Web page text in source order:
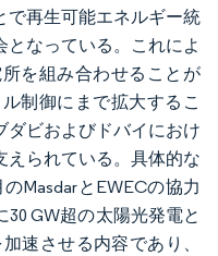
で再生可能エネルギー統
なっている。これによ
を組み合わせることが
制御にまで拡大するこ
ダビおよびドバイにおけ
えられている。具体的な
MasdarとEWECの協力
GW超の太陽光発電と
速させる内容であり、